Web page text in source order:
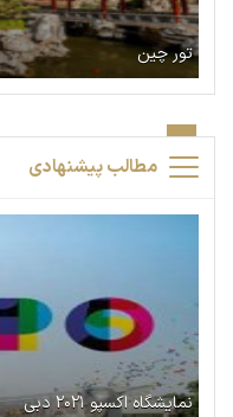
تور چین
مطالب پیشنهادی
نمایشگاه اکسپو ۲۰۲۱ دبی